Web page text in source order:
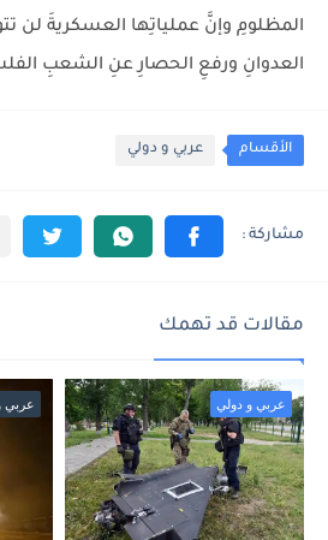
المظلومِ وإنَّ عملياتِها العسكريةَ لن
العدوانِ ورفعِ الحصارِ عنِ الشعبِ
الأقسام عربي و دولي
مقالات قد تهمك
عربي و دولي عربي